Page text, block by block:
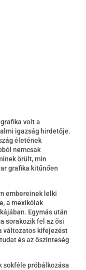
volt a
igazság hirdetője.
életének
nemcsak
örült, min
grafika kitűnően
embereinek lelki
a mexikóiak
Egymás után
sorakozik fel az ősi
változatos kifejezést
és az őszinteség
sokféle próbálkozása